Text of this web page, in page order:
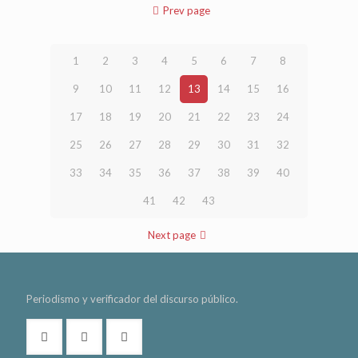
Prev page
1 2 3 4 5 6 7 8
9 10 11 12 13 14 15 16
17 18 19 20 21 22 23 24
25 26 27 28 29 30 31 32
33 34 35 36 37 38 39 40
41 42 43
Next page
Periodismo y verificador del discurso público.